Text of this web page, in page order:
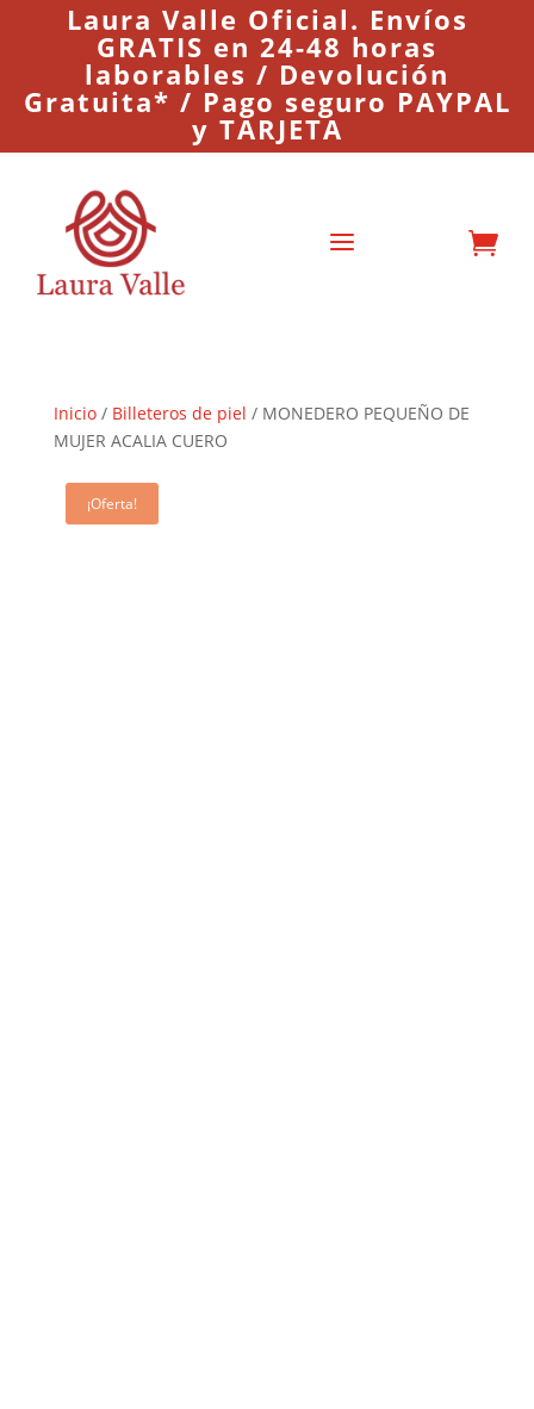
Laura Valle Oficial. Envíos
GRATIS en 24-48 horas
laborables / Devolución
Gratuita* / Pago seguro PAYPAL
y TARJETA
a 
Inicio/ Billeteros de piel / MONEDERO PEQUEÑO DE
MUJER ACALIA CUERO
¡Oferta!